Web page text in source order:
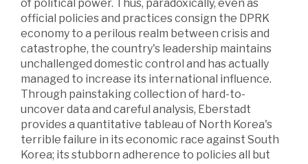
of political power. Thus, paradoxically, even as
official policies and practices consign the DPRK
economy to a perilous realm between crisis and
catastrophe, the country's leadership maintains
unchallenged domestic control and has actually
managed to increase its international influence.
Through painstaking collection of hard-to-
uncover data and careful analysis, Eberstadt
provides a quantitative tableau of North Korea's
terrible failure in its economic race against South
Korea; its stubborn adherence to policies all but